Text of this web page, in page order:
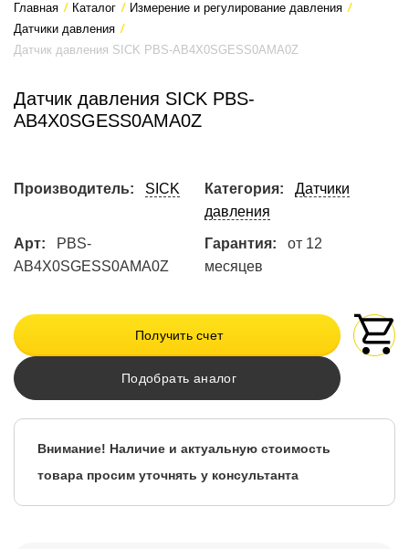
Главная / Каталог / Измерение и регулирование давления /
Датчики давления /
Датчик давления SICK PBS-AB4X0SGESS0AMA0Z
Датчик давления SICK PBS-
AB4X0SGESS0AMA0Z
Производитель: SICK Категория:
Датчики
давления
Арт:
PBS-
AB4X0SGESS0AMA0Z
Гарантия:
от 12
месяцев
Получить счет
Подобрать аналог
Внимание! Наличие и актуальную стоимость
товара просим уточнять у консультанта